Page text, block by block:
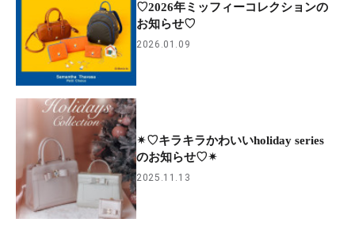
♡2026年ミッフィーコレクションの
お知らせ♡
2026.01.09
✴︎♡キラキラかわいいholiday series
のお知らせ♡✴︎
2025.11.13